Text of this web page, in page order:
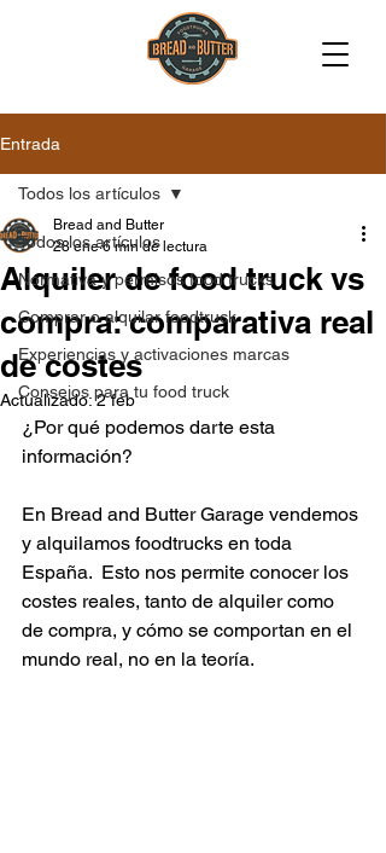
Entrada
Todos los artículos
Normativa y permisos food trucks
Comprar o alquilar foodtruck
Experiencias y activaciones marcas
Consejos para tu food truck
Todos los artículos
Alquiler de food truck vs
compra: comparativa real
de costes
Bread and Butter
28 ene 6 min de lectura
Actualizado:2 feb
¿Por qué podemos darte esta
información?
En Bread and Butter Garage vendemos
y alquilamos foodtrucks en toda
España.  Esto nos permite conocer los
costes reales, tanto de alquiler como
de compra, y cómo se comportan en el
mundo real, no en la teoría.